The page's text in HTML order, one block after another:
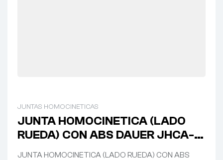
JUNTAS HOMOCINETICAS
JUNTA HOMOCINETICA (LADO
RUEDA) CON ABS DAUER JHCA-
0039
JUNTA HOMOCINETICA (LADO RUEDA) CON ABS